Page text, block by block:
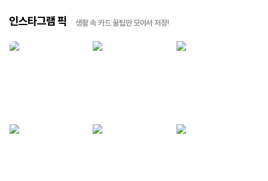
인스타그램 픽 생활 속 카드 꿀팁만 모아서 저장!